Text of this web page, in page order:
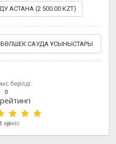
АСТАНА (2 500.00 KZT)
БӨЛШЕК САУДА ҰСЫНЫСТАРЫ
берілді:
0
көрініс